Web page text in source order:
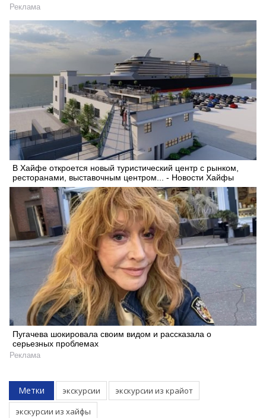
Реклама
В Хайфе откроется новый туристический центр с рынком,
ресторанами, выставочным центром... - Новости Хайфы
Пугачева шокировала своим видом и рассказала о
серьезных проблемах
Реклама
Метки экскурсии
экскурсии из крайот
экскурсии из хайфы